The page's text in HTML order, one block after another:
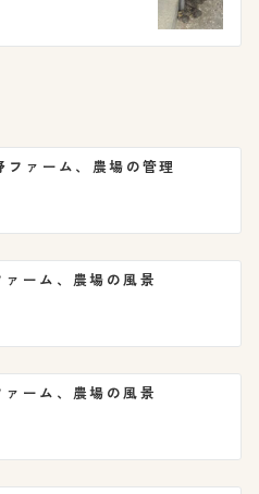
ァーム、農場の管理
ーム、農場の風景
ーム、農場の風景